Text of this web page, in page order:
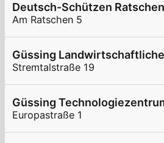
Deutsch-Schützen
Am Ratschen 5
Güssing
Stremtalstraße 19
Güssing
Europastraße 1